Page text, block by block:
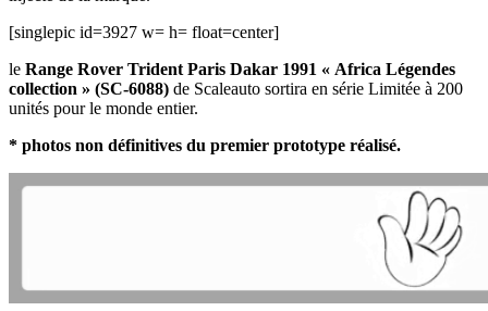
[singlepic id=3927 w= h= float=center]
le Range Rover Trident Paris Dakar 1991 « Africa Légendes
collection » (SC-6088) de Scaleauto sortira en série Limitée à 200
unités pour le monde entier.
* photos non définitives du premier prototype réalisé.